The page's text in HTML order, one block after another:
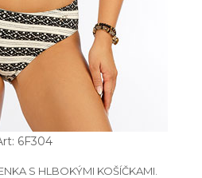
6F304
S HLBOKÝMI KOŠÍČKAMI.